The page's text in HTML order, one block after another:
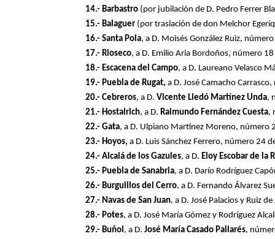
14.- Barbastro (por jubilación de D. Pedro Ferrer
15.- Balaguer (por traslación de don Melchor
16.- Santa Pola, a D. Moisés González Ruiz,
17.- Rioseco, a D. Emilio Aria Bordoños, número
18.- Escacena del Campo, a D. Laureano Velasco
19.- Puebla de Rugat, a D. José Camacho
20.- Cebreros, a D.Vicente Lledó Martínez Unda,
21.- Hostalrich, a D. Raimundo Fernández Cuesta,
22.- Gata, a D. Ulpiano Martínez Moreno,
23.- Hoyos, a D. Luis Sánchez Ferrero, número 24
24.- Alcalá de los Gazules, a D. Eloy Escobar de la
25.- Puebla de Sanabria, a D. Darío Rodríguez
26.- Burguillos del Cerro, a D. Fernando Álvarez
27.- Navas de San Juan, a D. José Palacios y Ruiz
28.- Potes, a D. José María Gómez y Rodríguez
29.- Buñol , a D.José María Casado Pallarés,